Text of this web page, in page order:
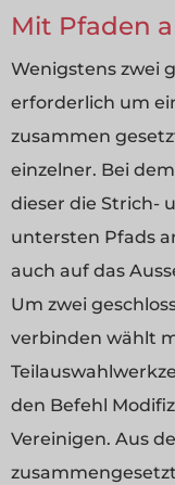
Mit Pfaden
Wenigstens zwei
erforderlich um
zusammen
einzelner. Bei
dieser die Strich-
untersten Pfads
auch auf das
Um zwei
verbinden wählt
den Befehl
Vereinigen. Aus